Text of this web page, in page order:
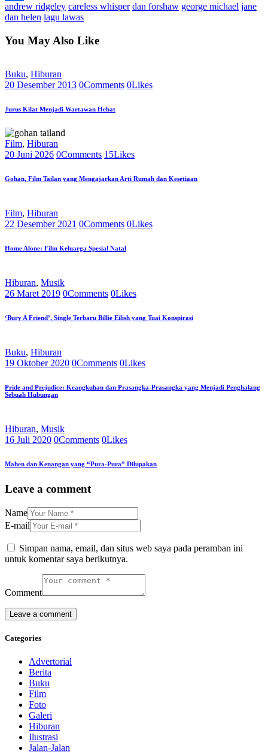
Share
andrew ridgeley careless whisper dan forshaw george michael jane
dan helen lagu lawas
You May Also Like
Buku, Hiburan
20 Desember 2013 0Comments 0Likes
Jurus Kilat Menjadi Wartawan Hebat
Film, Hiburan
20 Juni 2026 0Comments 15Likes
Gohan, Film Tailan yang Mengajarkan Arti Rumah dan Kesetiaan
Film, Hiburan
22 Desember 2021 0Comments 0Likes
Home Alone: Film Keluarga Spesial Natal
Hiburan, Musik
26 Maret 2019 0Comments 0Likes
‘Bury A Friend’, Single Terbaru Billie Eilish yang Tuai Konspirasi
Buku, Hiburan
19 Oktober 2020 0Comments 0Likes
Pride and Prejudice: Keangkuhan dan Prasangka-Prasangka yang Menjadi Penghalang
Sebuah Hubungan
Hiburan, Musik
16 Juli 2020 0Comments 0Likes
Mahen dan Kenangan yang “Pura-Pura” Dilupakan
Leave a comment
Name
E-mail
Simpan nama, email, dan situs web saya pada peramban ini
untuk komentar saya berikutnya.
Comment
Categories
Advertorial
Berita
Buku
Film
Foto
Galeri
Hiburan
Ilustrasi
Jalan-Jalan